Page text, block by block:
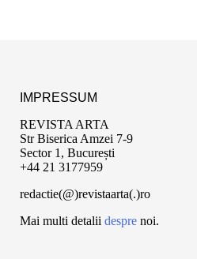
IMPRESSUM
REVISTA ARTA
Str Biserica Amzei 7-9
Sector 1, București
+44 21 3177959
redactie(@)revistaarta(.)ro
Mai multi detalii despre noi.